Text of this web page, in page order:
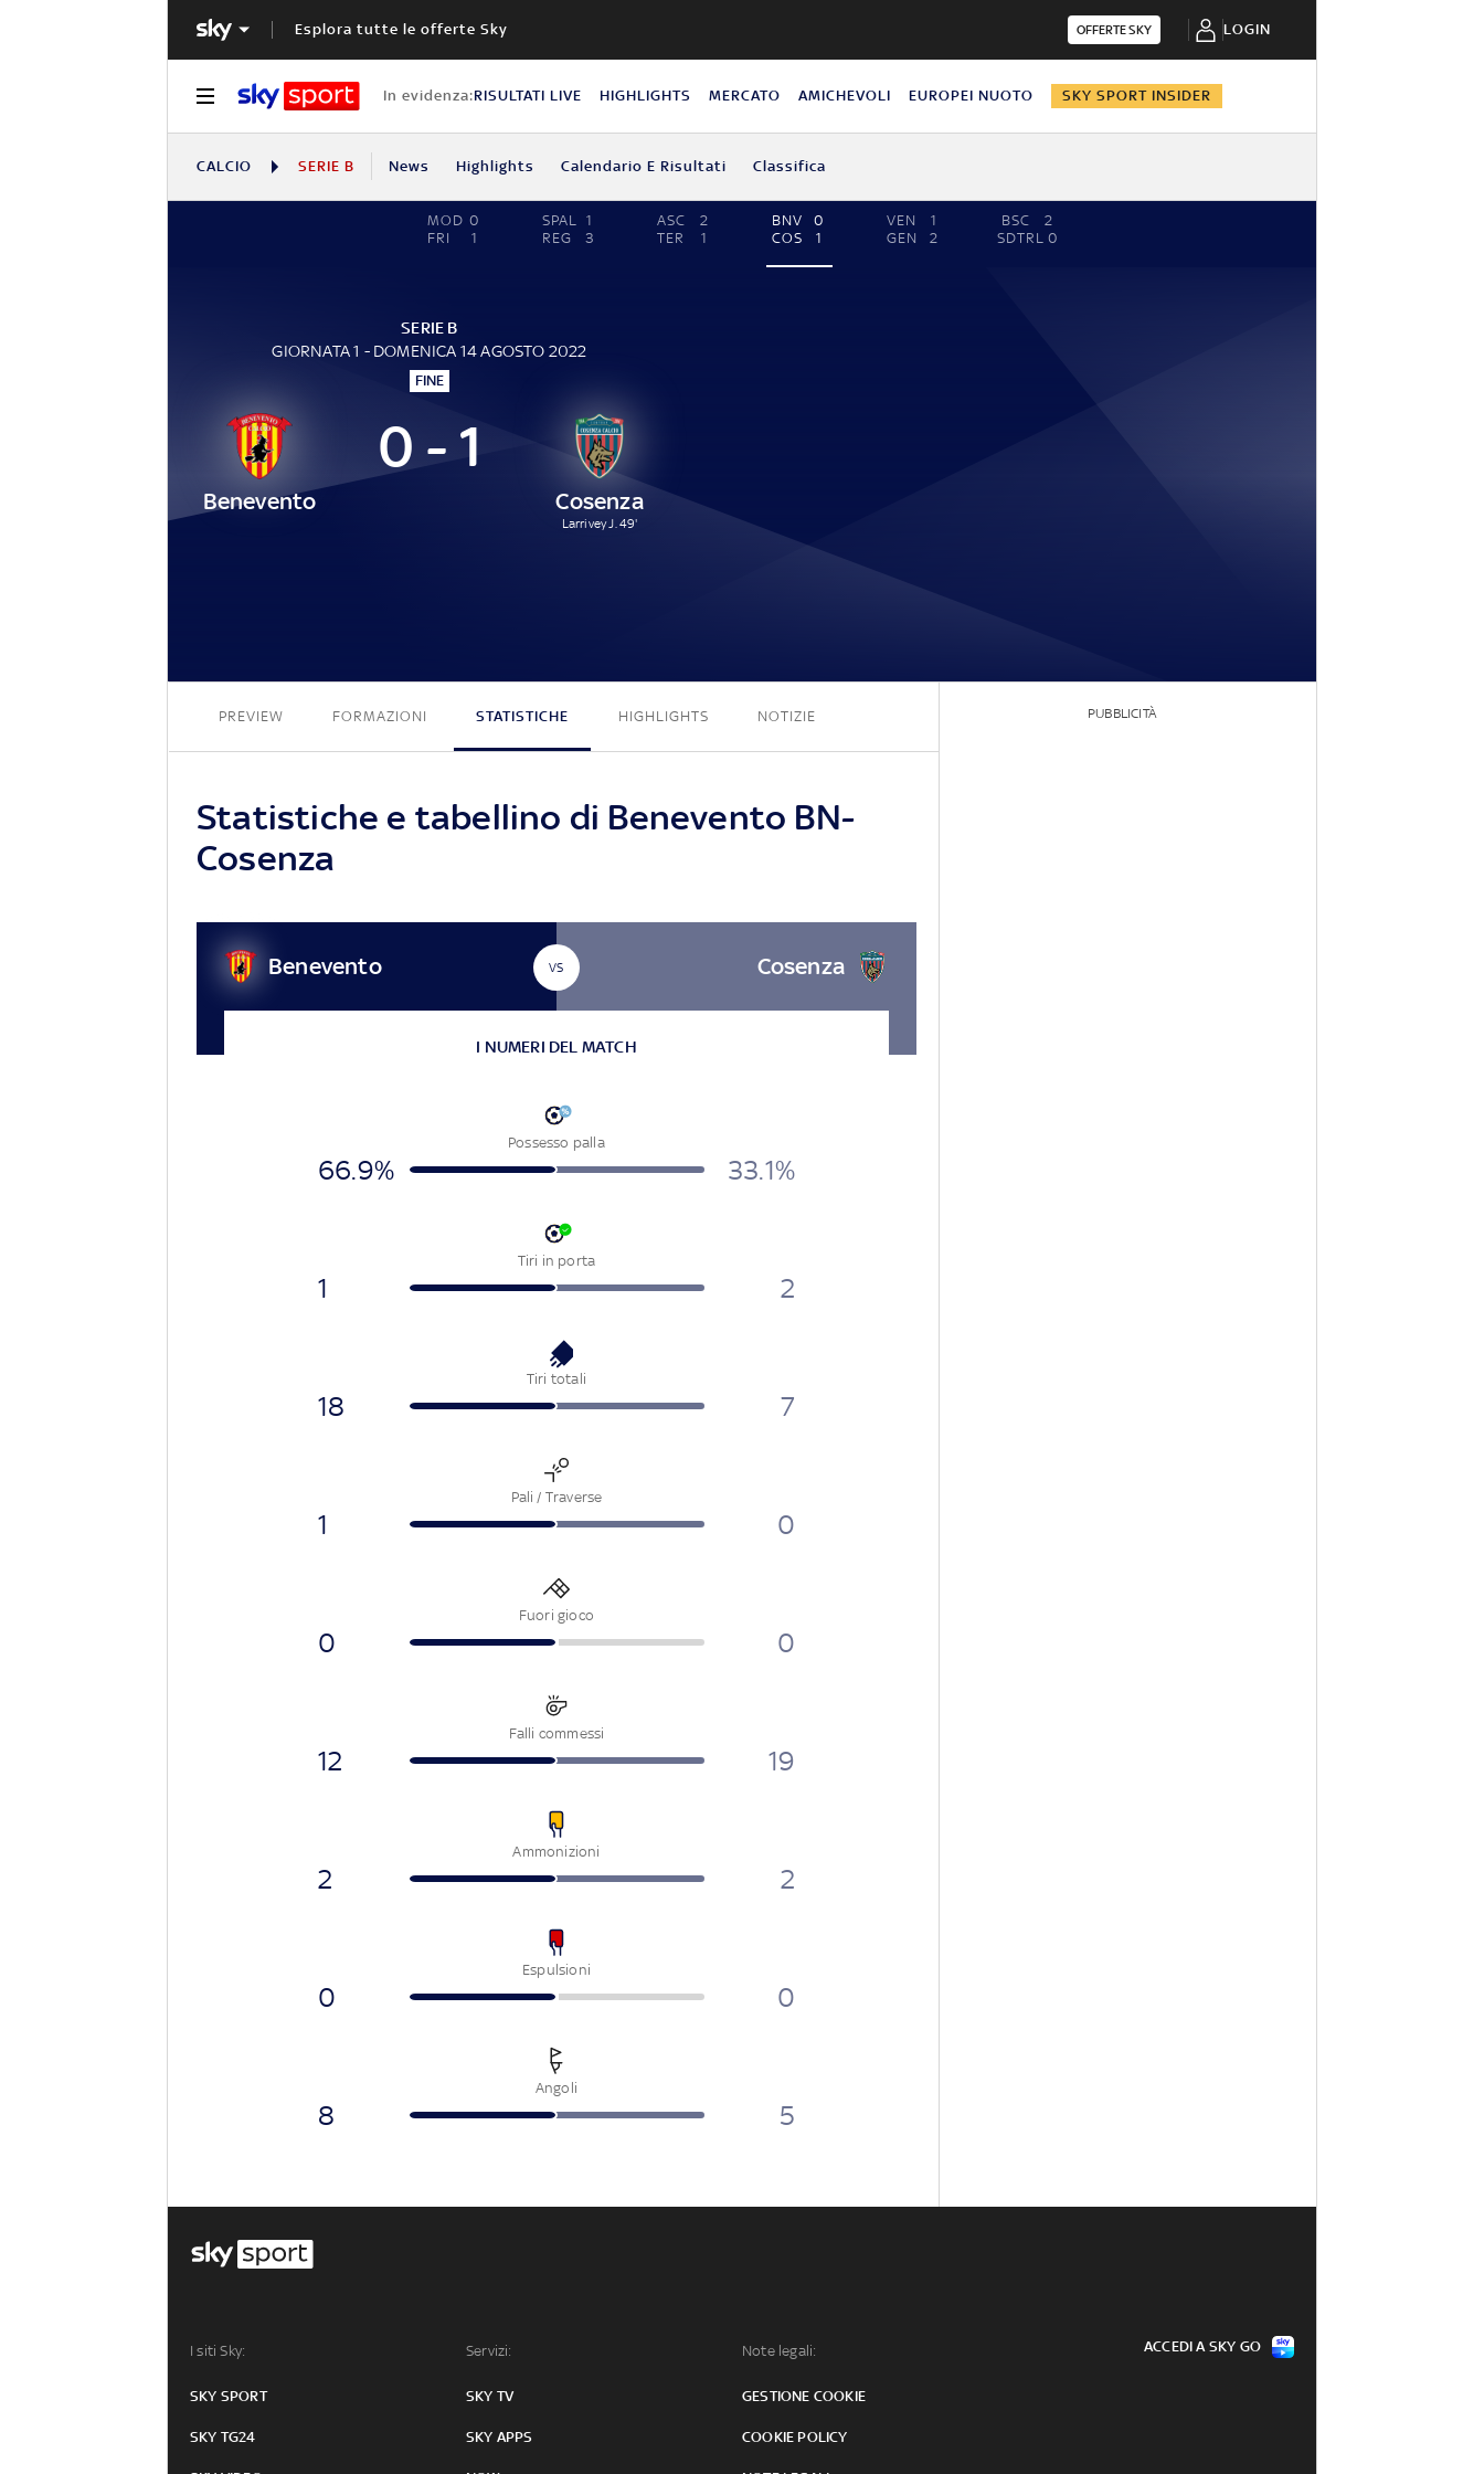
Esplora tutte le offerte Sky OFFERTE SKY LOGIN
In evidenza:RISULTATI LIVE HIGHLIGHTS MERCATO AMICHEVOLI EUROPEI NUOTO SKY SPORT INSIDER
CALCIO SERIE B News Highlights Calendario E Risultati Classifica
MOD 0
FRI
1
SPAL
1
REG
3
ASC
2
TER
1
BNV
0
COS
1
VEN
1
GEN
2
BSC
2
SDTRL 0
SERIE B
GIORNATA 1 - DOMENICA 14 AGOSTO 2022
FINE
Benevento
0 - 1
Cosenza
Larrivey J. 49'
PREVIEW FORMAZIONI STATISTICHE HIGHLIGHTS NOTIZIE
Statistiche e tabellino di Benevento BN-
Cosenza
Benevento VS Cosenza
I NUMERI DEL MATCH
Possesso palla
66.9% 33.1%
Tiri in porta
1 2
Tiri totali
18 7
Pali / Traverse
1 0
Fuori gioco
0 0
Falli commessi
12 19
Ammonizioni
2 2
Espulsioni
0 0
Angoli
8 5
PUBBLICITÀ
I siti Sky:
SKY SPORT
SKY TG24
Servizi:
SKY TV
SKY APPS
Note legali:
GESTIONE COOKIE
COOKIE POLICY
ACCEDI A SKY GO